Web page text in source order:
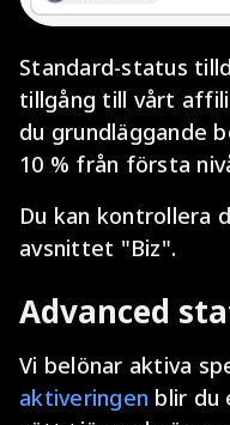
Standard-status
tillgång till vårt
du grundläggande
10 % från första
Du kan kontrollera
avsnittet "Biz".
Advanced
Vi belönar aktiva
aktiveringen blir du